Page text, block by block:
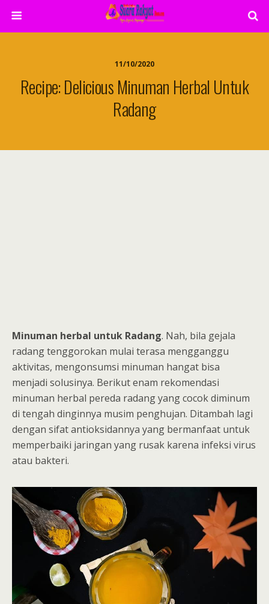
11/10/2020
Recipe: Delicious Minuman Herbal Untuk
Radang
Minuman herbal untuk Radang. Nah, bila gejala
radang tenggorokan mulai terasa mengganggu
aktivitas, mengonsumsi minuman hangat bisa
menjadi solusinya. Berikut enam rekomendasi
minuman herbal pereda radang yang cocok diminum
di tengah dinginnya musim penghujan. Ditambah lagi
dengan sifat antioksidannya yang bermanfaat untuk
memperbaiki jaringan yang rusak karena infeksi virus
atau bakteri.